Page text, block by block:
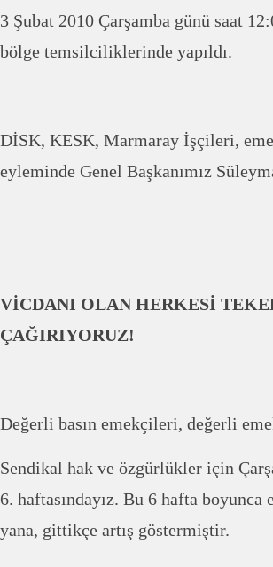
3 Şubat 2010 Çarşamba günü saat
bölge temsilciliklerinde yapıldı.
DİSK, KESK, Marmaray İşçileri,
eyleminde Genel Başkanımız
VİCDANI OLAN HERKESİ
ÇAĞIRIYORUZ!
Değerli basın emekçileri, değerli
Sendikal hak ve özgürlükler için
6. haftasındayız. Bu 6 hafta boyunca
yana, gittikçe artış göstermiştir.